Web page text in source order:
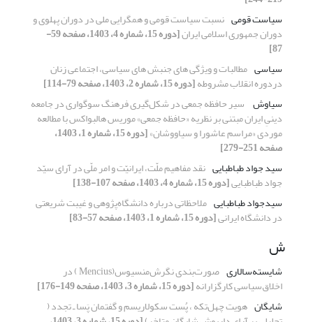
سیاست قومی نسبت سیاست قومی و همگرایی ملی در دوران پهلوی و
دوران جمهوری اسلامی ایران [دوره 15، شماره 4، 1403، صفحه 59-
87]
سیاسی مطالبات و ویژگی های جنبش های سیاسی، اجتماعی زنان
دردوره انقلاب مشروطه[دوره 15، شماره 2، 1403، صفحه 79-114]
سیاوش ‏ سیر حافظه جمعی در شکل‌گیری فرهنگ سوگواری در جامعه
دینیِ ایران مبتنی ‌بر نظریه «حافظه جمعی» موریس هالبواکس با مطالعه
موردی «مراسم عاشورا و سیاووشان» [دوره 15، شماره 1، 1403،
صفحه 251-279]
سید جواد طباطبایی نقد مفاهیم ملّت، ایرانیّت و امر ملّی در آرای سیّد
جواد طباطبایی[دوره 15، شماره 4، 1403، صفحه 107-138]
سیدجواد طباطبایی ملاحظاتی درباره دانشگاه‌پژوهی و غیبت شریعتی
در دانشگاه ایرانی[دوره 15، شماره 1، 1403، صفحه 57-83]
ش
شایسته‌سالاری صورت‌بندی نگرش‌منسیوس(Mencius ) در
اخلاق‌سیاسی کارگزارانه[دوره 15، شماره 3، 1403، صفحه 149-176]
شایگان هویت چهل‌تکه ، پُست سکولاریسم و گفتمان پَسا ـ تجدد (